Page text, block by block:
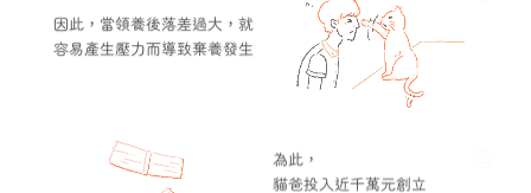
因此，當領養後落差過大，就
容易產生壓力而導致棄養發生
為此，
貓爸投入近千萬元創立